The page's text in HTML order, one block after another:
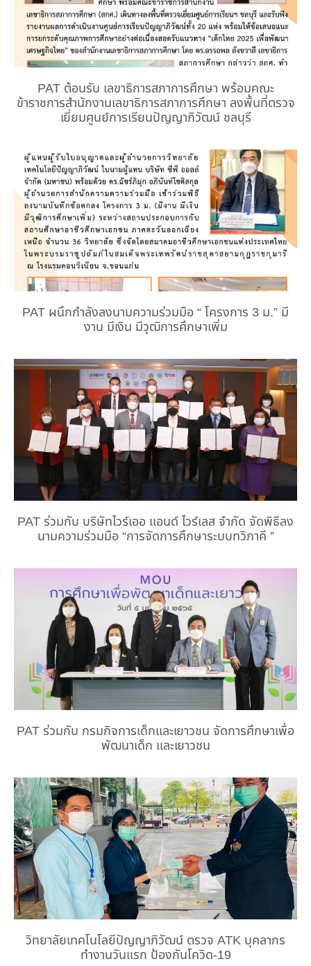
PAT ต้อนรับ เลขาธิการสภาการศึกษา พร้อมคณะ
ข้าราชการสำนักงานเลขาธิการสภาการศึกษา ลงพื้นที่ตรวจ
เยี่ยมศูนย์การเรียนปัญญาภิวัฒน์ ชลบุรี
PAT ผนึกกำลังลงนามความร่วมมือ “ โครงการ 3 ม.” มี
งาน มีเงิน มีวุฒิการศึกษาเพิ่ม
PAT ร่วมกับ บริษัทไวร์เออ แอนด์ ไวร์เลส จำกัด จัดพิธีลง
นามความร่วมมือ “การจัดการศึกษาระบบทวิภาคี ”
PAT ร่วมกับ กรมกิจการเด็กและเยาวชน จัดการศึกษาเพื่อ
พัฒนาเด็ก และเยาวชน
วิทยาลัยเทคโนโลยีปัญญาภิวัฒน์ ตรวจ ATK บุคลากร
ทำงานวันแรก ป้องกันโควิด-19